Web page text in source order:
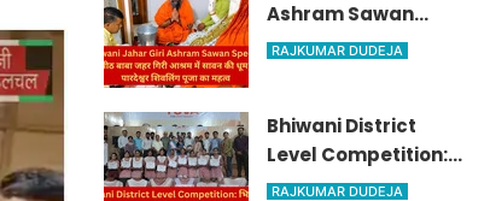
Ashram Sawan
Special: सिद्धपीठ बाबा
पारदेश्वर शिवलिंग पूजा
का महत्व
RAJKUMAR DUDEJA
Bhiwani District
Level Competition:
भिवानी में 'माय भारत'
RAJKUMAR DUDEJA